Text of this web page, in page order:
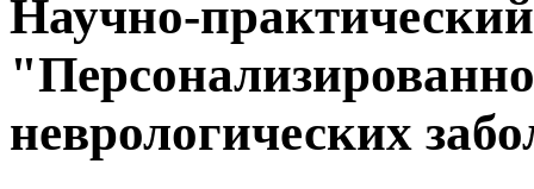
Научно-
неврологических